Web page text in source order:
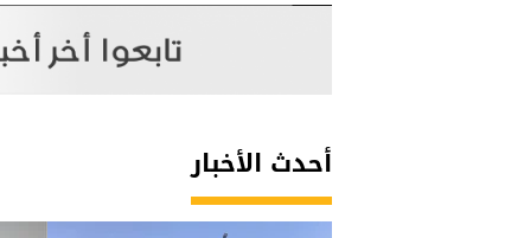
أحدث الأخبار